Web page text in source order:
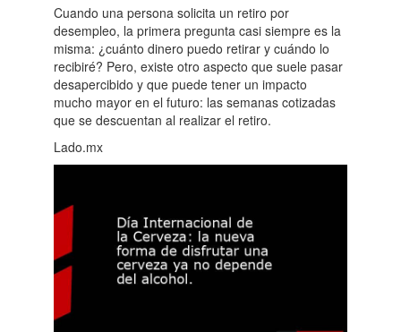
Cuando una persona solicita un retiro por
desempleo, la primera pregunta casi siempre es la
misma: ¿cuánto dinero puedo retirar y cuándo lo
recibiré? Pero, existe otro aspecto que suele pasar
desapercibido y que puede tener un impacto
mucho mayor en el futuro: las semanas cotizadas
que se descuentan al realizar el retiro.
Lado.mx